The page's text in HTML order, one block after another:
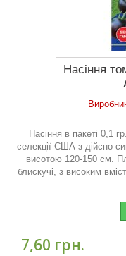
Насіння
Насіння в пакеті 0,1
селекції США з дійсно
висотою 120-150 см.
блискучі, з високим
7,60 грн.